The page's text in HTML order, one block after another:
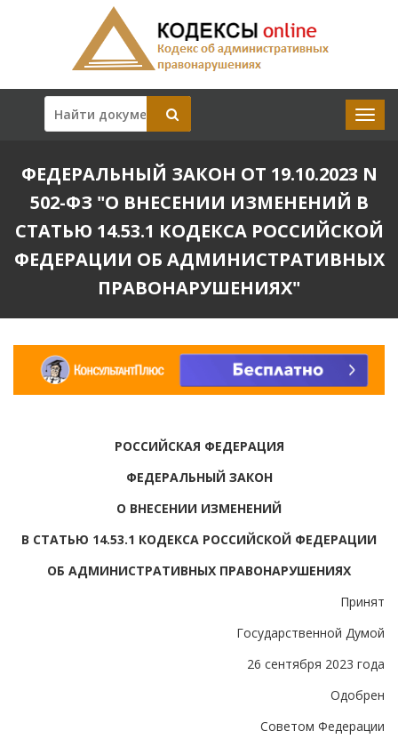
ФЕДЕРАЛЬНЫЙ ЗАКОН ОТ 19.10.2023 N
502-ФЗ "О ВНЕСЕНИИ ИЗМЕНЕНИЙ В
СТАТЬЮ 14.53.1 КОДЕКСА РОССИЙСКОЙ
ФЕДЕРАЦИИ ОБ АДМИНИСТРАТИВНЫХ
ПРАВОНАРУШЕНИЯХ"
РОССИЙСКАЯ ФЕДЕРАЦИЯ
ФЕДЕРАЛЬНЫЙ ЗАКОН
О ВНЕСЕНИИ ИЗМЕНЕНИЙ
В СТАТЬЮ 14.53.1 КОДЕКСА РОССИЙСКОЙ ФЕДЕРАЦИИ
ОБ АДМИНИСТРАТИВНЫХ ПРАВОНАРУШЕНИЯХ
Принят
Государственной Думой
26 сентября 2023 года
Одобрен
Советом Федерации